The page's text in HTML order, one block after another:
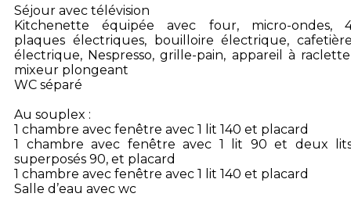
Séjour avec télévision
Kitchenette équipée avec four, micro-ondes,
plaques électriques, bouilloire électrique,
électrique, Nespresso, grille-pain, appareil à
mixeur plongeant
WC séparé
Au souplex :
1 chambre avec fenêtre avec 1 lit 140 et placard
1 chambre avec fenêtre avec 1 lit 90 et deux
superposés 90, et placard
1 chambre avec fenêtre avec 1 lit 140 et placard
Salle d’eau avec wc